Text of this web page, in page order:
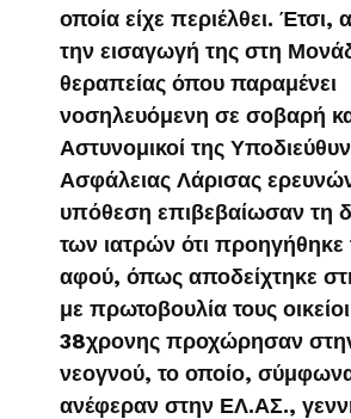
οποία είχε περιέλθει.
την εισαγωγή της στη
θεραπείας όπου παραμένει
νοσηλευόμενη σε σοβαρή
Αστυνομικοί της
Ασφάλειας Λάρισας
υπόθεση επιβεβαίωσαν τη
των ιατρών ότι προηγήθηκε
αφού, όπως αποδείχτηκε
με πρωτοβουλία τους
38χρονης προχώρησαν
νεογνού, το οποίο,
ανέφεραν στην ΕΛ.ΑΣ.,